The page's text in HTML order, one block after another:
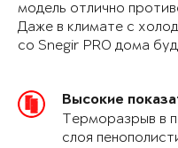
модель отлично
Даже в климате с
со Snegir PRO дома
Высокие
Терморазрыв в
слоя